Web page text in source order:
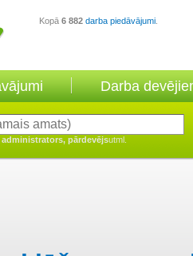
Kopā 6 882 darba piedāvājumi
Darba
administrators, pārdevējsutml.